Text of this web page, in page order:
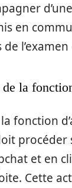
en
la
fonction
et en
Cette